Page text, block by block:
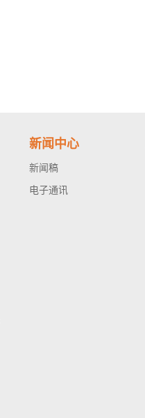
新闻中心
新闻稿
电子通讯